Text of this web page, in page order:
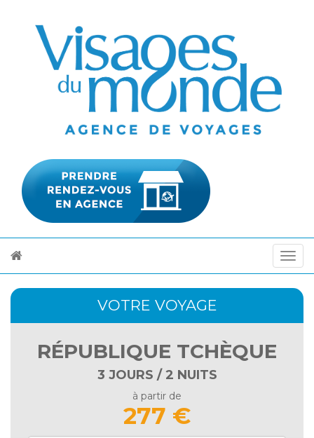
VOTRE VOYAGE
RÉPUBLIQUE TCHÈQUE
3 JOURS / 2 NUITS
à partir de
277 €